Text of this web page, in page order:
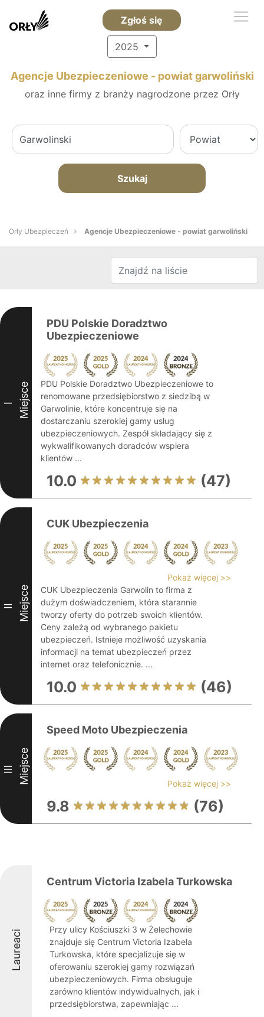
Zgłoś się
2025
Agencje Ubezpieczeniowe - powiat garwoliński
oraz inne firmy z branży nagrodzone przez Orły
Szukaj
Orły Ubezpieczeń Agencje Ubezpieczeniowe - powiat garwoliński
I Miejsce
PDU Polskie Doradztwo
Ubezpieczeniowe
PDU Polskie Doradztwo Ubezpieczeniowe to
renomowane przedsiębiorstwo z siedzibą w
Garwolinie, które koncentruje się na
dostarczaniu szerokiej gamy usług
ubezpieczeniowych. Zespół składający się z
wykwalifikowanych doradców wspiera
klientów ...
10.0 (47)
II Miejsce
CUK Ubezpieczenia
Pokaż więcej >>
CUK Ubezpieczenia Garwolin to firma z
dużym doświadczeniem, która starannie
tworzy oferty do potrzeb swoich klientów.
Ceny zależą od wybranego pakietu
ubezpieczeń. Istnieje możliwość uzyskania
informacji na temat ubezpieczeń przez
internet oraz telefonicznie. ...
10.0 (46)
III Miejsce
Speed Moto Ubezpieczenia
Pokaż więcej >>
9.8 (76)
Laureaci
Centrum Victoria Izabela Turkowska
Przy ulicy Kościuszki 3 w Żelechowie
znajduje się Centrum Victoria Izabela
Turkowska, które specjalizuje się w
oferowaniu szerokiej gamy rozwiązań
ubezpieczeniowych. Firma obsługuje
zarówno klientów indywidualnych, jak i
przedsiębiorstwa, zapewniając ...